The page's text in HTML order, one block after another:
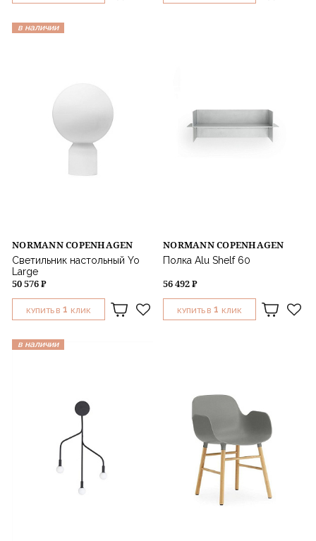
в наличии
NORMANN COPENHAGEN
Светильник настольный Yo
Large
50 576 ₽
КУПИТЬ В 1 КЛИК
NORMANN COPENHAGEN
Полка Alu Shelf 60
56 492 ₽
КУПИТЬ В 1 КЛИК
в наличии